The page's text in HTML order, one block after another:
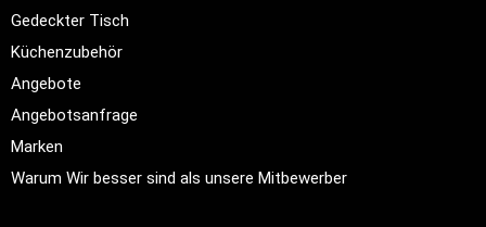
Gedeckter Tisch
Küchenzubehör
Angebote
Angebotsanfrage
Marken
Warum Wir besser sind als unsere Mitbewerber